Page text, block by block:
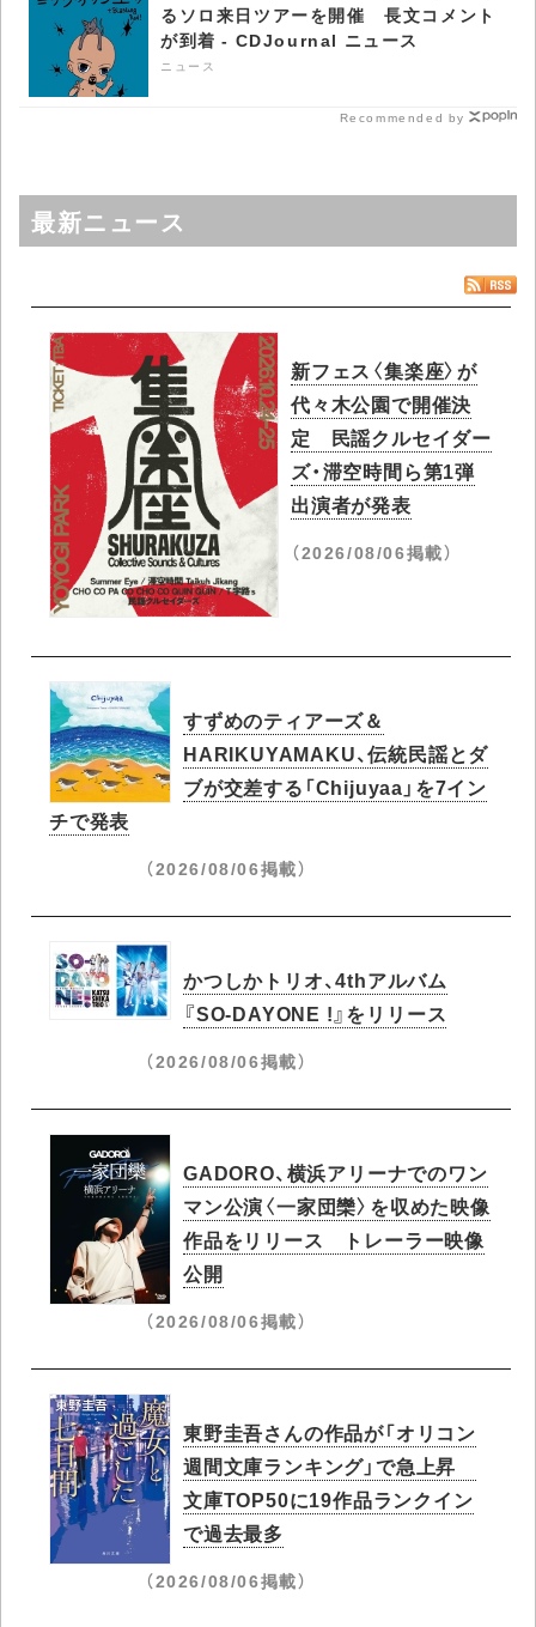
るソロ来日ツアーを開催 長文コメント
が到着 - CDJournal ニュース
ニュース
Recommended by
最新ニュース
新フェス〈集楽座〉が
代々木公園で開催決
定 民謡クルセイダー
ズ・滞空時間ら第1弾
出演者が発表
（2026/08/06掲載）
すずめのティアーズ＆
HARIKUYAMAKU、伝統民謡とダ
ブが交差する「Chijuyaa」を7イン
チで発表
（2026/08/06掲載）
かつしかトリオ、4thアルバム
『SO-DAYONE !』をリリース
（2026/08/06掲載）
GADORO、横浜アリーナでのワン
マン公演〈一家団欒〉を収めた映像
作品をリリース トレーラー映像
公開
（2026/08/06掲載）
東野圭吾さんの作品が「オリコン
週間文庫ランキング」で急上昇​
文庫TOP50に19作品ランクイン
で過去最多
（2026/08/06掲載）